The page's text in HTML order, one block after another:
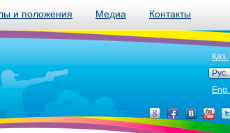
и положения Медиа Контакты
Қаз.
Рус.
Eng.